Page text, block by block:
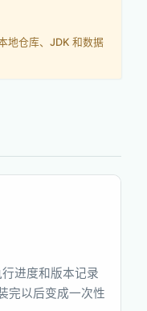
地仓库、JDK 和数据
进度和版本记录
完以后变成一次性